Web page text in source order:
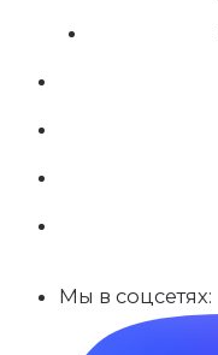
Мы в соцсетях: